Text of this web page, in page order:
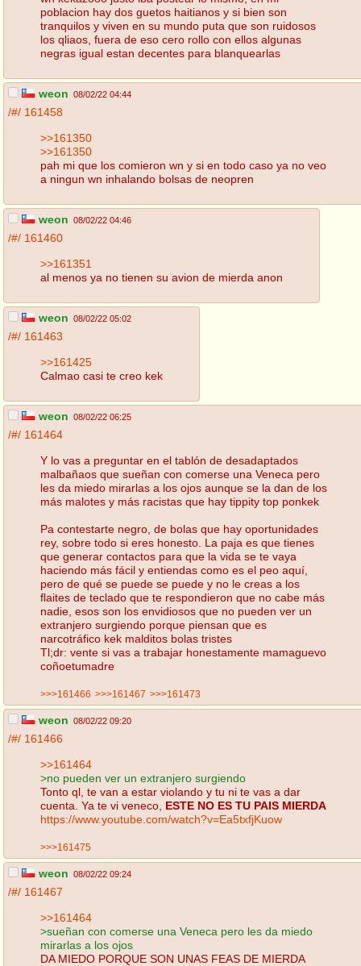
poblacion hay dos guetos haitianos y si bien son
tranquilos y viven en su mundo puta que son ruidosos
los qliaos, fuera de eso cero rollo con ellos algunas
negras igual estan decentes para blanquearlas
weon 08/02/22 04:44
/#/ 161458
>>161350
>>161350
pah mi que los comieron wn y si en todo caso ya no veo
a ningun wn inhalando bolsas de neopren
weon 08/02/22 04:46
/#/ 161460
>>161351
al menos ya no tienen su avion de mierda anon
weon 08/02/22 05:02
/#/ 161463
>>161425
Calmao casi te creo kek
weon 08/02/22 06:25
/#/ 161464
Y lo vas a preguntar en el tablón de desadaptados
malbañaos que sueñan con comerse una Veneca pero
les da miedo mirarlas a los ojos aunque se la dan de los
más malotes y más racistas que hay tippity top ponkek
Pa contestarte negro, de bolas que hay oportunidades
rey, sobre todo si eres honesto. La paja es que tienes
que generar contactos para que la vida se te vaya
haciendo más fácil y entiendas como es el peo aquí,
pero de qué se puede se puede y no le creas a los
flaites de teclado que te respondieron que no cabe más
nadie, esos son los envidiosos que no pueden ver un
extranjero surgiendo porque piensan que es
narcotráfico kek malditos bolas tristes
Tl;dr: vente si vas a trabajar honestamente mamaguevo
coñoetumadre
>>>161466 >>>161467 >>>161473
weon 08/02/22 09:20
/#/ 161466
>>161464
>no pueden ver un extranjero surgiendo
Tonto ql, te van a estar violando y tu ni te vas a dar
cuenta. Ya te vi veneco, ESTE NO ES TU PAIS MIERDA
https://www.youtube.com/watch?v=Ea5txfjKuow
>>>161475
weon 08/02/22 09:24
/#/ 161467
>>161464
>sueñan con comerse una Veneca pero les da miedo
mirarlas a los ojos
DA MIEDO PORQUE SON UNAS FEAS DE MIERDA